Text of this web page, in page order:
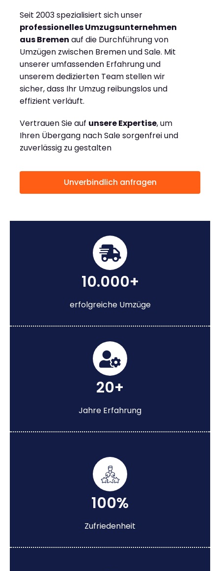
Seit 2003 spezialisiert sich unser
professionelles Umzugsunternehmen
aus Bremen auf die Durchführung von
Umzügen zwischen Bremen und Sale. Mit
unserer umfassenden Erfahrung und
unserem dedizierten Team stellen wir
sicher, dass Ihr Umzug reibungslos und
effizient verläuft.
Vertrauen Sie auf unsere Expertise, um
Ihren Übergang nach Sale sorgenfrei und
zuverlässig zu gestalten
Unverbindlich anfragen
10.000+
erfolgreiche Umzüge
20+
Jahre Erfahrung
100%
Zufriedenheit